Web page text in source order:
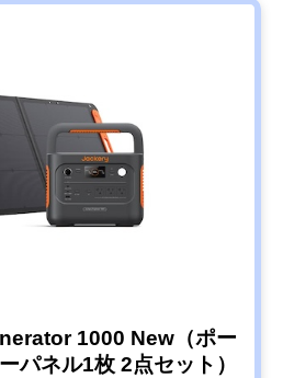
1000 New（ポー
パネル1枚 2点セット）